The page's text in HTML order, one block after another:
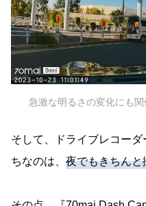
急激な明るさの変化にも関
そして、ドライブレコー
ちなのは、 夜でもきちんと